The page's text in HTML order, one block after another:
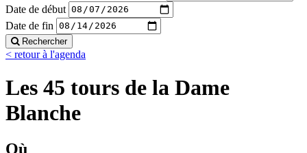
Date de début
Date de fin
Rechercher
< retour à l'agenda
Les 45 tours de la Dame
Blanche
Où